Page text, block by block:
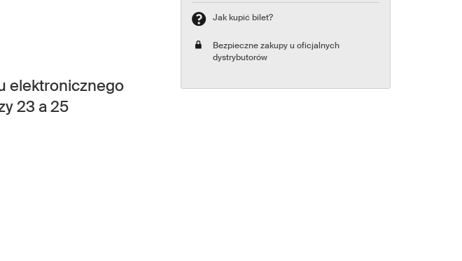
elektronicznego
23 a 25
Jak kupić bilet?
Bezpieczne zakupy u oficjalnych
dystrybutorów